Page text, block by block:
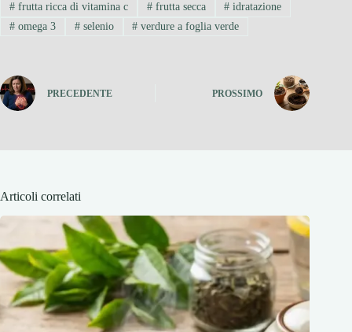
#frutta ricca di vitamina c #frutta secca # idratazione
#omega 3 #selenio # verdure a foglia verde
PRECEDENTE PROSSIMO
Articoli correlati